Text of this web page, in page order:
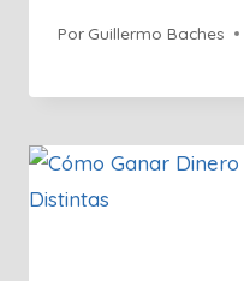
Por Guillermo Baches